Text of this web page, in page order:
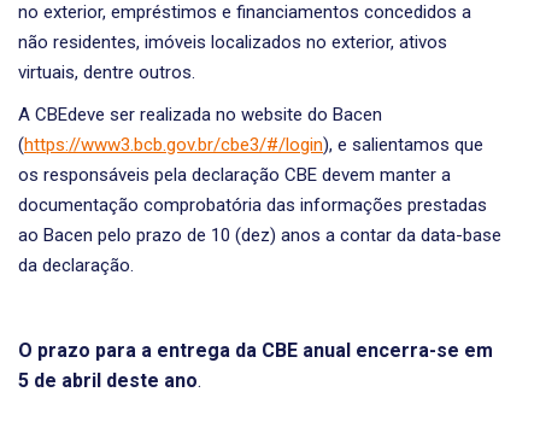
no exterior, empréstimos e financiamentos concedidos a
não residentes, imóveis localizados no exterior, ativos
virtuais, dentre outros.
A CBEdeve ser realizada no website do Bacen
(https://www3.bcb.gov.br/cbe3/#/login), e salientamos que
os responsáveis pela declaração CBE devem manter a
documentação comprobatória das informações prestadas
ao Bacen pelo prazo de 10 (dez) anos a contar da data-base
da declaração.
O prazo para a entrega da CBE anual encerra-se em
5 de abril deste ano.